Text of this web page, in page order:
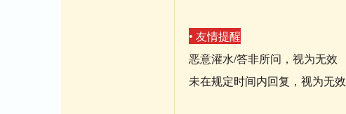
• 友情提醒
恶意灌水/答非所问，视为无效
未在规定时间内回复，视为无效